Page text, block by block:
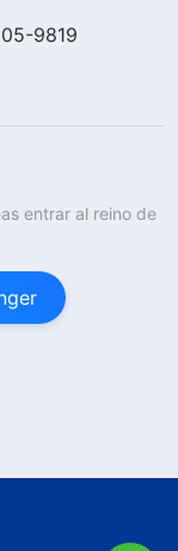
9819
entrar al reino de